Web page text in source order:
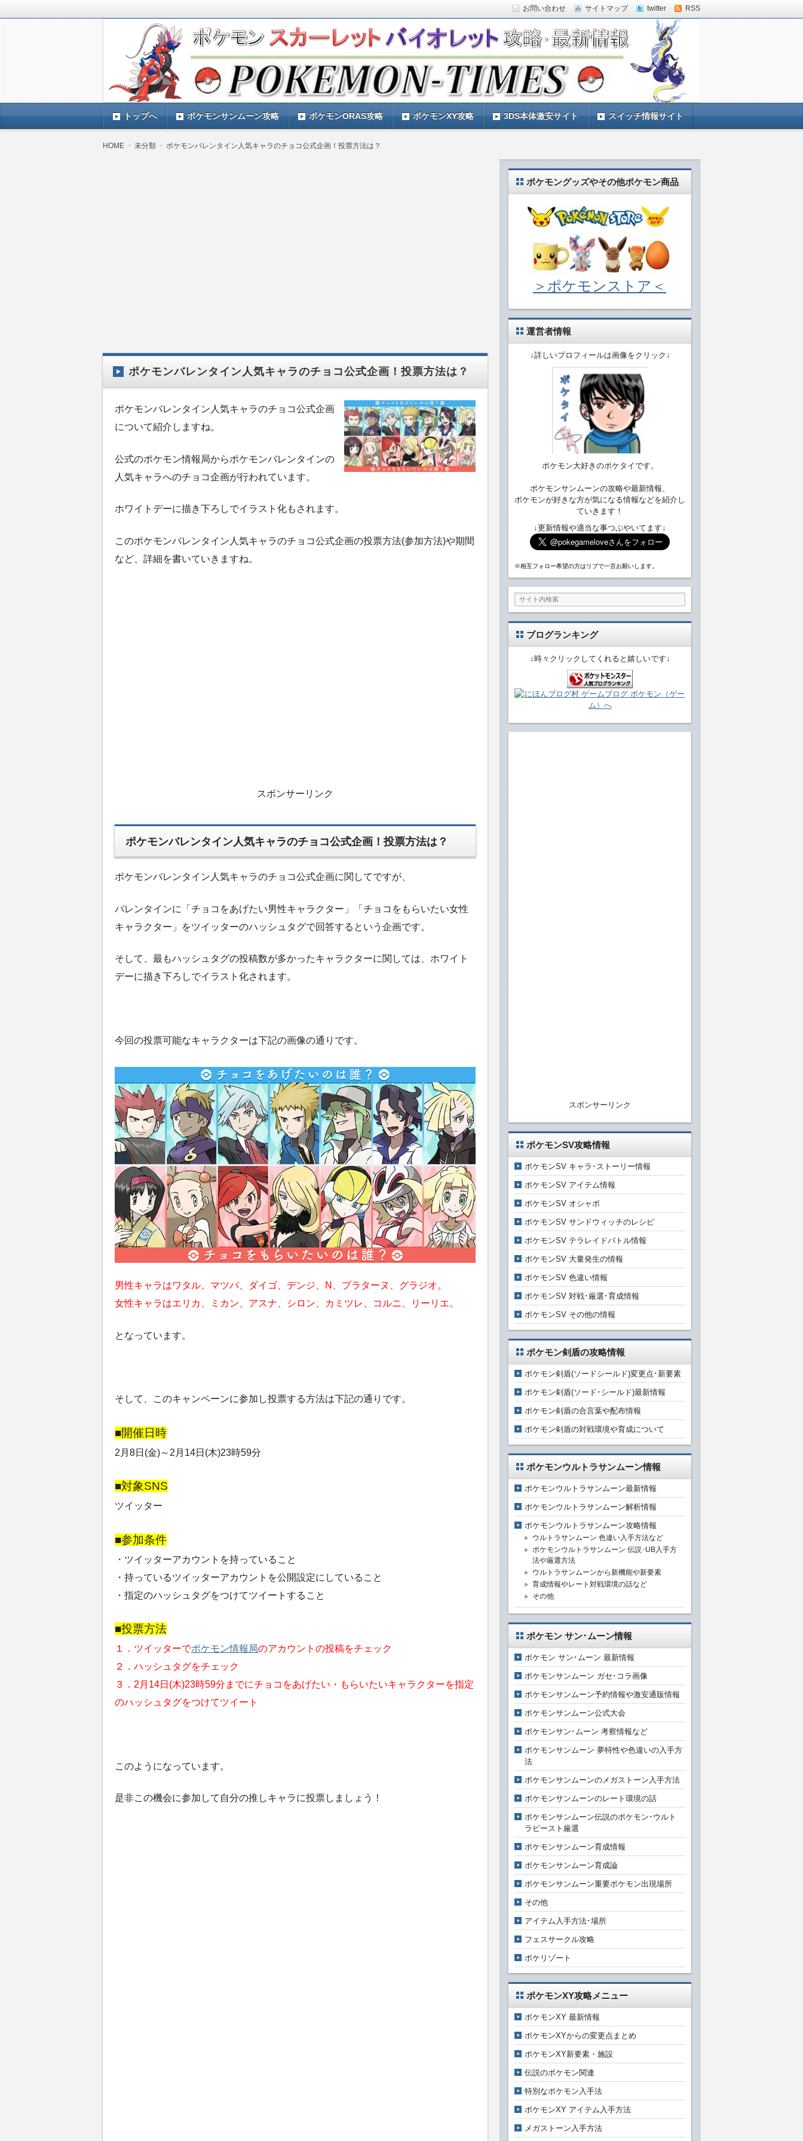
お問い合わせ サイトマップ twitter RSS
ポケモン最新情報まとめ『POKEMON-TIMES』
ポケモンSV(スカーレットバイオレット)の攻略や最新情報などをお届けする『POKEMON-
TIMES』 ポケモンSV(スカーレットバイオレット)の育成論やお得な情報なども紹介していきま
トップへ ポケモンサンムーン攻略 ポケモンORAS攻略 ポケモンXY攻略 3DS本体激安サイト スイッチ情報サイト
HOME 未分類 ポケモンバレンタイン人気キャラのチョコ公式企画！投票方法は？
ポケモンバレンタイン人気キャラのチョコ公式企画！投票方法は？
ポケモンバレンタイン人気キャラのチョコ公式企画
について紹介しますね。
公式のポケモン情報局からポケモンバレンタインの
人気キャラへのチョコ企画が行われています。
ホワイトデーに描き下ろしでイラスト化もされます。
このポケモンバレンタイン人気キャラのチョコ公式企画の投票方法(参加方法)や期間
など、詳細を書いていきますね。
スポンサーリンク
ポケモンバレンタイン人気キャラのチョコ公式企画！投票方法は？
ポケモンバレンタイン人気キャラのチョコ公式企画に関してですが、
バレンタインに「チョコをあげたい男性キャラクター」「チョコをもらいたい女性
キャラクター」をツイッターのハッシュタグで回答するという企画です。
そして、最もハッシュタグの投稿数が多かったキャラクターに関しては、ホワイト
デーに描き下ろしでイラスト化されます。
今回の投票可能なキャラクターは下記の画像の通りです。
男性キャラはワタル、マツバ、ダイゴ、デンジ、N、プラターヌ、グラジオ。
女性キャラはエリカ、ミカン、アスナ、シロン、カミツレ、コルニ、リーリエ。
となっています。
そして、このキャンペーンに参加し投票する方法は下記の通りです。
■開催日時
2月8日(金)～2月14日(木)23時59分
■対象SNS
ツイッター
■参加条件
・ツイッターアカウントを持っていること
・持っているツイッターアカウントを公開設定にしていること
・指定のハッシュタグをつけてツイートすること
■投票方法
１．ツイッターでポケモン情報局のアカウントの投稿をチェック
２．ハッシュタグをチェック
３．2月14日(木)23時59分までにチョコをあげたい・もらいたいキャラクターを指定
のハッシュタグをつけてツイート
このようになっています。
是非この機会に参加して自分の推しキャラに投票しましょう！
ポケモングッズやその他ポケモン商品
＞ポケモンストア＜
運営者情報
↓詳しいプロフィールは画像をクリック↓
ポケモン大好きのポケタイです。
ポケモンサンムーンの攻略や最新情報、
ポケモンが好きな方が気になる情報などを紹介し
ていきます！
↓更新情報や適当な事つぶやいてます↓
※相互フォロー希望の方はリプで一言お願いします。
ブログランキング
↓時々クリックしてくれると嬉しいです↓
スポンサーリンク
ポケモンSV攻略情報
ポケモンSV キャラ･ストーリー情報
ポケモンSV アイテム情報
ポケモンSV オシャボ
ポケモンSV サンドウィッチのレシピ
ポケモンSV テラレイドバトル情報
ポケモンSV 大量発生の情報
ポケモンSV 色違い情報
ポケモンSV 対戦･厳選･育成情報
ポケモンSV その他の情報
ポケモン剣盾の攻略情報
ポケモン剣盾(ソードシールド)変更点･新要素
ポケモン剣盾(ソード･シールド)最新情報
ポケモン剣盾の合言葉や配布情報
ポケモン剣盾の対戦環境や育成について
ポケモンウルトラサンムーン情報
ポケモンウルトラサンムーン最新情報
ポケモンウルトラサンムーン解析情報
ポケモンウルトラサンムーン攻略情報
ウルトラサンムーン 色違い入手方法など
ポケモンウルトラサンムーン 伝説･UB入手方
法や厳選方法
ウルトラサンムーンから新機能や新要素
育成情報やレート対戦環境の話など
その他
ポケモン サン･ムーン情報
ポケモン サン･ムーン 最新情報
ポケモンサンムーン ガセ･コラ画像
ポケモンサンムーン予約情報や激安通販情報
ポケモンサンムーン公式大会
ポケモンサン･ムーン 考察情報など
ポケモンサンムーン 夢特性や色違いの入手方
法
ポケモンサンムーンのメガストーン入手方法
ポケモンサンムーンのレート環境の話
ポケモンサンムーン伝説のポケモン･ウルト
ラビースト厳選
ポケモンサンムーン育成情報
ポケモンサンムーン育成論
ポケモンサンムーン重要ポケモン出現場所
その他
アイテム入手方法･場所
フェスサークル攻略
ポケリゾート
ポケモンXY攻略メニュー
ポケモンXY 最新情報
ポケモンXYからの変更点まとめ
ポケモンXY新要素・施設
伝説のポケモン関連
特別なポケモン入手法
ポケモンXY アイテム入手方法
メガストーン入手方法